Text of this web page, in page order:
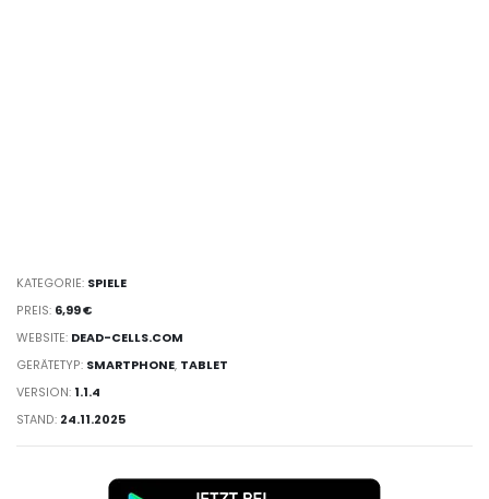
KATEGORIE: SPIELE
PREIS: 6,99 €
WEBSITE: DEAD-CELLS.COM
GERÄTETYP: SMARTPHONE, TABLET
VERSION: 1.1.4
STAND: 24.11.2025